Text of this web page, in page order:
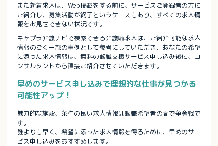
また新着求人は、Web掲載をする前に、サービスご登録者の方に
ご紹介し、募集活動が終了というケースもあり、すべての求人情
報をお見せできない状況です。
キャプラ介護ナビで検索できる介護職求人は、ご紹介可能な求人
情報のごく一部の事例として参考にしていただき、あなたの希望
に添った求人情報は、無料の転職支援サービス申し込み後に、コ
ンサルタントから直接ご紹介させていただきます。
早めのサービス申し込みで理想的な仕事が見つかる
可能性アップ！
魅力的な施設、条件の良い求人情報は転職希望者の間で争奪戦で
す。
誰よりも早く、希望に添った求人情報を得るために、早めのサー
ビス申し込みをおすすめします。